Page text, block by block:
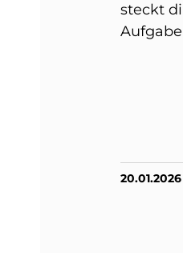
steckt
20.01.2026